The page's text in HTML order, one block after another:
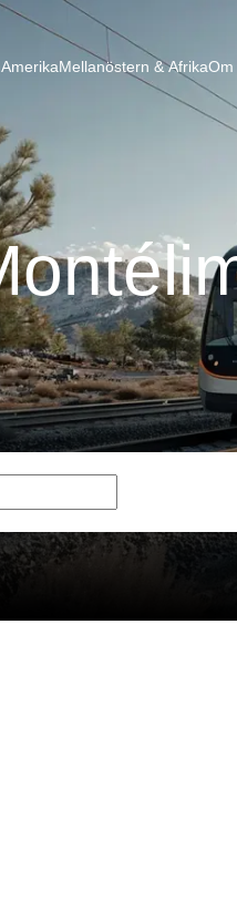
AmerikaMellanöstern & AfrikaOm